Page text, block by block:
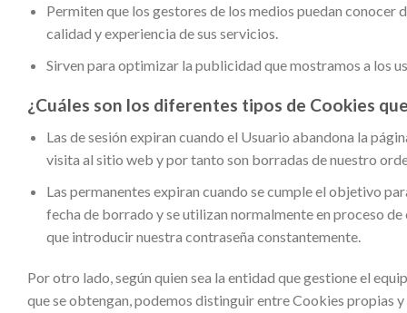
Permiten que los gestores de los medios puedan
calidad y experiencia de sus servicios.
Sirven para optimizar la publicidad que mostramos a los
¿Cuáles son los diferentes tipos de Cookies
Las de sesión expiran cuando el Usuario abandona la
visita al sitio web y por tanto son borradas de nuestro
Las permanentes expiran cuando se cumple el objetivo
fecha de borrado y se utilizan normalmente en proceso
que introducir nuestra contraseña constantemente.
Por otro lado, según quien sea la entidad que gestione el
que se obtengan, podemos distinguir entre Cookies propias